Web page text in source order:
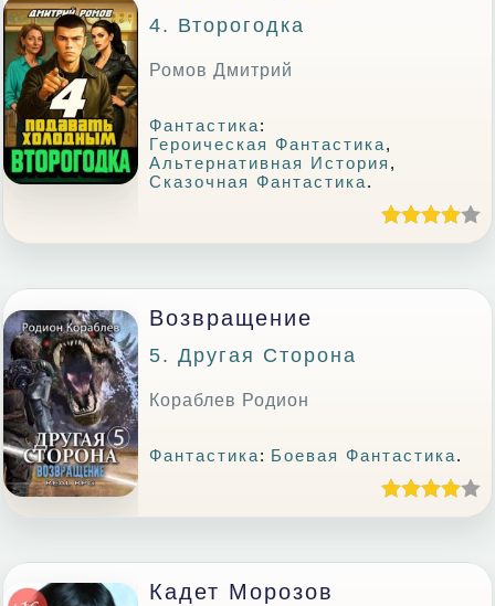
4. Второгодка
Ромов Дмитрий
Фантастика:
Героическая Фантастика,
Альтернативная История ,
Сказочная Фантастика.
Возвращение
5. Другая Сторона
Кораблев Родион
Фантастика: Боевая Фантастика.
Кадет Морозов